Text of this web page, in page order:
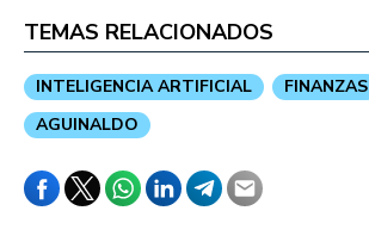
TEMAS RELACIONADOS
INTELIGENCIA ARTIFICIAL FINANZAS
AGUINALDO